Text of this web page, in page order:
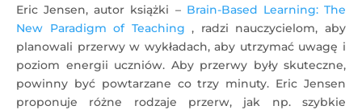
Eric Jensen, autor książki – Brain-Based Learning: The
New Paradigm of Teaching , radzi nauczycielom, aby
planowali przerwy w wykładach, aby utrzymać uwagę i
poziom energii uczniów. Aby przerwy były skuteczne,
powinny być powtarzane co trzy minuty. Eric Jensen
proponuje różne rodzaje przerw, jak np. szybkie